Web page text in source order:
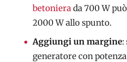
betonierada 700 W
2000 W allo spunto.
Aggiungi un margine:
generatore con